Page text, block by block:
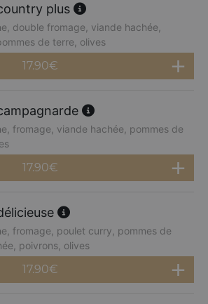
plus
double fromage, viande hachée,
de terre, olives
17.90€
fromage, viande hachée, pommes de
17.90€
fromage, poulet curry, pommes de
poivrons, olives
17.90€